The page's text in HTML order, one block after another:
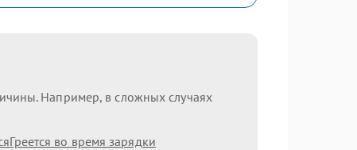
Например, в сложных случаях
Греется во время зарядки